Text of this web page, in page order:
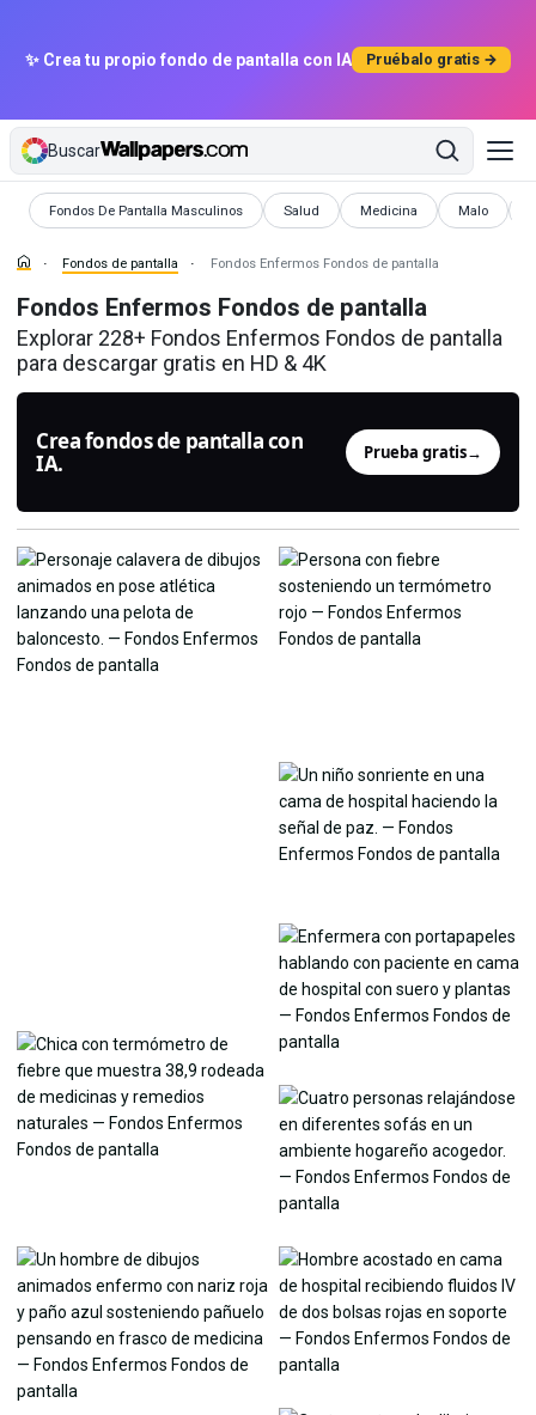
✨ Crea tu propio fondo de pantalla con IA Pruébalo gratis →
Buscar
Fondos De Pantalla Masculinos
Fondos de pantalla Salud
Fondos de pantalla
Medicina
Fondos de pantallaMalo
Fondos de
Fondos de pantalla Fondos Enfermos Fondos de pantalla
Fondos Enfermos Fondos de pantalla
Explorar 228+ Fondos Enfermos Fondos de pantalla
para descargar gratis en HD & 4K
Crea fondos de pantalla con
IA.
Prueba gratis→